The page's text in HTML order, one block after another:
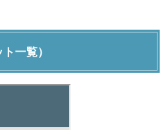
一覧）